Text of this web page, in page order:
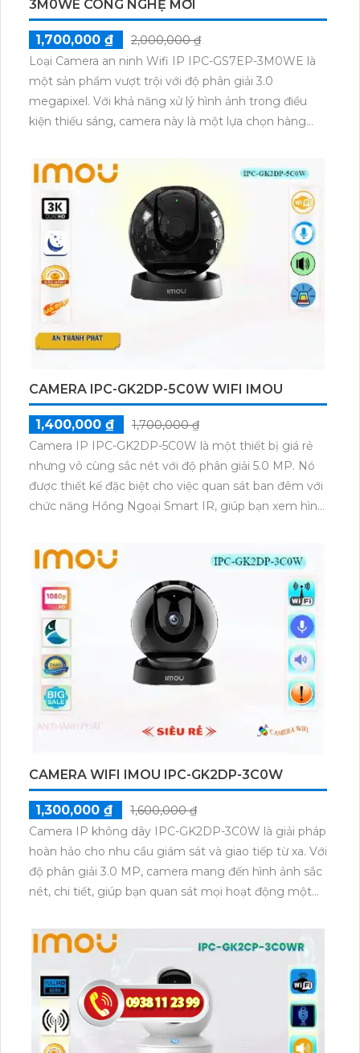
3M0WE CÔNG NGHỆ MỚI
1,700,000 ₫
2,000,000 ₫
Loại Camera an ninh Wifi IP IPC-GS7EP-3M0WE là
một sản phẩm vượt trội với độ phân giải 3.0
megapixel. Với khả năng xử lý hình ảnh trong điều
kiện thiếu sáng, camera này là một lựa chọn hàng
hạn chế. Đặc biệt, sản phẩm được trang bị chức năng
Màu Ban Đêm, cho phép hiển thị màu sắc rõ nét
trong điều kiện ánh sáng yếu. Với công nghệ IP Wifi,
việc kết nối và sử dụng camera trở nên dễ dàng và
thuận tiện hơn bao giờ hết.
CAMERA IPC-GK2DP-5C0W WIFI IMOU
1,400,000 ₫
1,700,000 ₫
Camera IP IPC-GK2DP-5C0W là một thiết bị giá rẻ
nhưng vô cùng sắc nét với độ phân giải 5.0 MP. Nó
được thiết kế đặc biệt cho việc quan sát ban đêm với
chức năng Hồng Ngoại Smart IR, giúp bạn xem hình
xoay 360 độ, nó phù hợp để lắp đặt ở các khu vực có
không gian rộng. Camera này có kết nối IP Wifi tiên
tiến, không làm giảm chất lượng hình ảnh. Thêm vào
đó, nó còn có chức năng thu âm và loa chất lượng,
giúp bạn giao tiếp dễ dàng qua camera.
CAMERA WIFI IMOU IPC-GK2DP-3C0W
1,300,000 ₫
1,600,000 ₫
Camera IP không dây IPC-GK2DP-3C0W là giải pháp
hoàn hảo cho nhu cầu giám sát và giao tiếp từ xa. Với
độ phân giải 3.0 MP, camera mang đến hình ảnh sắc
nét, chi tiết, giúp bạn quan sát mọi hoạt động một
công nghệ hồng ngoại 10m. Với thiết kế xoay 360 độ
linh hoạt, cho phép bạn quan sát toàn bộ không gian.